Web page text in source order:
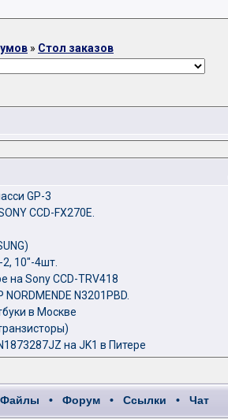
» Стол заказов
GP-3
CCD-FX270E.
10"-4шт.
на Sony CCD-TRV418
N3201PBD.
в Москве
на JK1 в Питере
Файлы • Форум • Ссылки • Чат